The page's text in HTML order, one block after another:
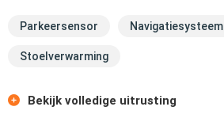
Parkeersensor Navigatiesysteem
Stoelverwarming
Bekijk volledige uitrusting